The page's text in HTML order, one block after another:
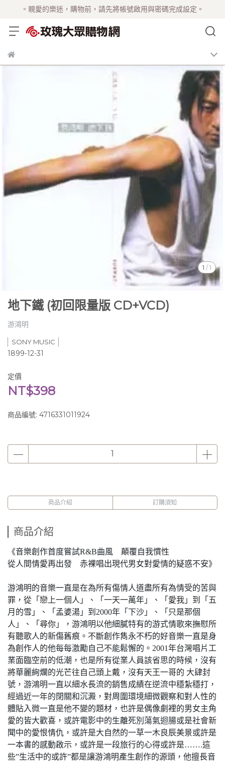
。親愛的樂迷，購物前，請先將帳號啟用與密碼完成設定。
1 /1
地下鐵 (初回限量版 CD+VCD)
游鴻明
SONY MUSIC
1899-12-31
定價
NT$398
商品編號: 4716331011924
商品介紹 訂購須知
商品介紹
《音樂創作首度嘗試R&B曲風 顛覆自我慣性
從人間情愛再出發 赤裸唱出現代男女對愛情的疑惑不安》
游鴻明的音樂一直是在為所有傷情人道盡所有為情受的苦與
罪，從「戀上一個人」、「一天一萬年」、「愛我」到「五
月的雪」、「孟婆湯」到2000年「下沙」、「只是那個
人」、「尋你」，游鴻明以他細膩特有的游式情歌來撫慰所
有聽歌人的新傷舊痕。不斷創作雋永不朽的好音樂一直是身
為創作人的他每每激勵自己不能鬆懈的。2001年台灣唱片工
業面臨空前的低潮，也是所有從業人員該省思的時候，沒有
將華麗絢爛的光芒往自己頭上戴，沒有天王一哥的 大肆封
號，游鴻明一直以細水長流的銷售成績在逆流中穩紮穩打，
經過近一年的閉關和沉澱，對周圍環境細微觀察和對人性的
體貼入微一直是他不變的題材，也許是偶像劇裡的男女主角
愛的皆大歡喜，或許電影中的生離死別蕩氣迴腸或是社會新
聞中的愛恨情仇，或許是大自然的一草一木良辰美景或許是
一本書的感動啟示，或許是一段旅行的心得或許是…….這
些”生活中的或許”都是讓游鴻明產生創作的源頭，他擅長音